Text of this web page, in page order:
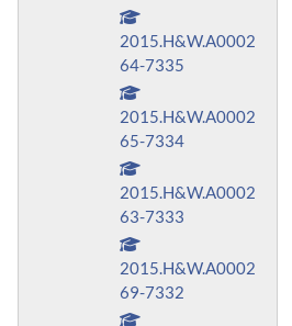
2015.H&W.A0002
64-7335
2015.H&W.A0002
65-7334
2015.H&W.A0002
63-7333
2015.H&W.A0002
69-7332